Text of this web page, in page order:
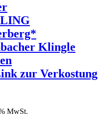
Klingle
zur Verkostung
MwSt.